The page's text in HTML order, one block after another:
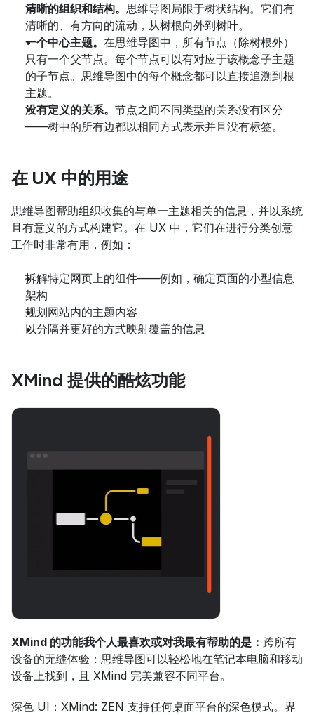
清晰的组织和结构。 思维导图局限于树状结构。它们有
清晰的、有方向的流动，从树根向外到树叶。
一个中心主题。 在思维导图中，所有节点（除树根外）
只有一个父节点。每个节点可以有对应于该概念子主题
的子节点。思维导图中的每个概念都可以直接追溯到根
主题。
没有定义的关系。 节点之间不同类型的关系没有区分
——树中的所有边都以相同方式表示并且没有标签。
在 UX 中的用途
思维导图帮助组织收集的与单一主题相关的信息，并以系统
且有意义的方式构建它。在 UX 中，它们在进行分类创意
工作时非常有用，例如：
拆解特定网页上的组件——例如，确定页面的小型信息
架构
规划网站内的主题内容
以分隔并更好的方式映射覆盖的信息
XMind 提供的酷炫功能
XMind 的功能我个人最喜欢或对我最有帮助的是： 跨所有
设备的无缝体验：思维导图可以轻松地在笔记本电脑和移动
设备上找到，且 XMind 完美兼容不同平台。
深色 UI：XMind: ZEN 支持任何桌面平台的深色模式。界